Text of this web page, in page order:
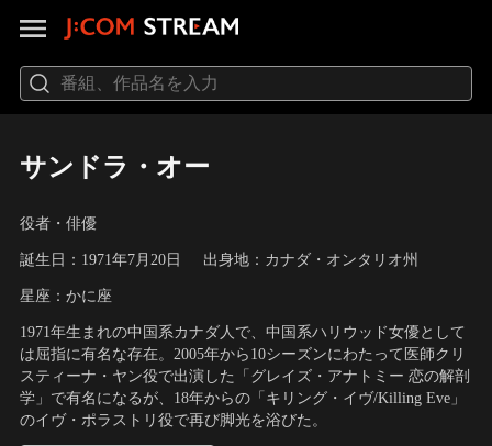
サンドラ・オー
役者・俳優
誕生日：1971年7月20日 出身地：カナダ・オンタリオ州
星座：かに座
1971年生まれの中国系カナダ人で、中国系ハリウッド女優として
は屈指に有名な存在。2005年から10シーズンにわたって医師クリ
スティーナ・ヤン役で出演した「グレイズ・アナトミー 恋の解剖
学」で有名になるが、18年からの「キリング・イヴ/Killing Eve」
のイヴ・ポラストリ役で再び脚光を浴びた。